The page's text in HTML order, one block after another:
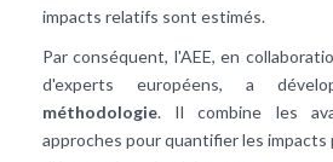
impacts relatifs sont estimés.
Par conséquent, l'AEE, en
d'experts européens, a
méthodologie. Il combine les
approches pour quantifier les